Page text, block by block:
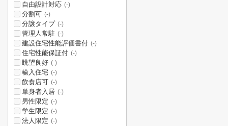
自由設計対応 (-)
分割可 (-)
分譲タイプ (-)
管理人常駐 (-)
建設住宅性能評価書付 (-)
住宅性能保証付 (-)
眺望良好 (-)
輸入住宅 (-)
飲食店可 (-)
単身者入居 (-)
男性限定 (-)
学生限定 (-)
法人限定 (-)